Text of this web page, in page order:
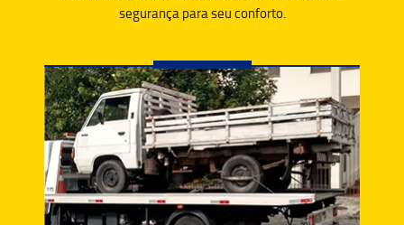
segurança para seu conforto.